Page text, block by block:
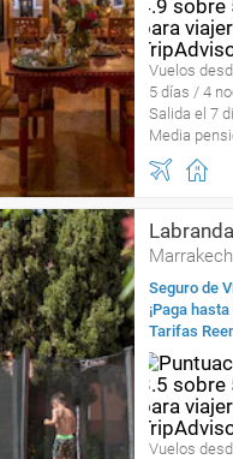
Vuelos
5 días / 4
Salida el 7
Media
Marrakech
Seguro de
¡Paga
Tarifas
Vuelos